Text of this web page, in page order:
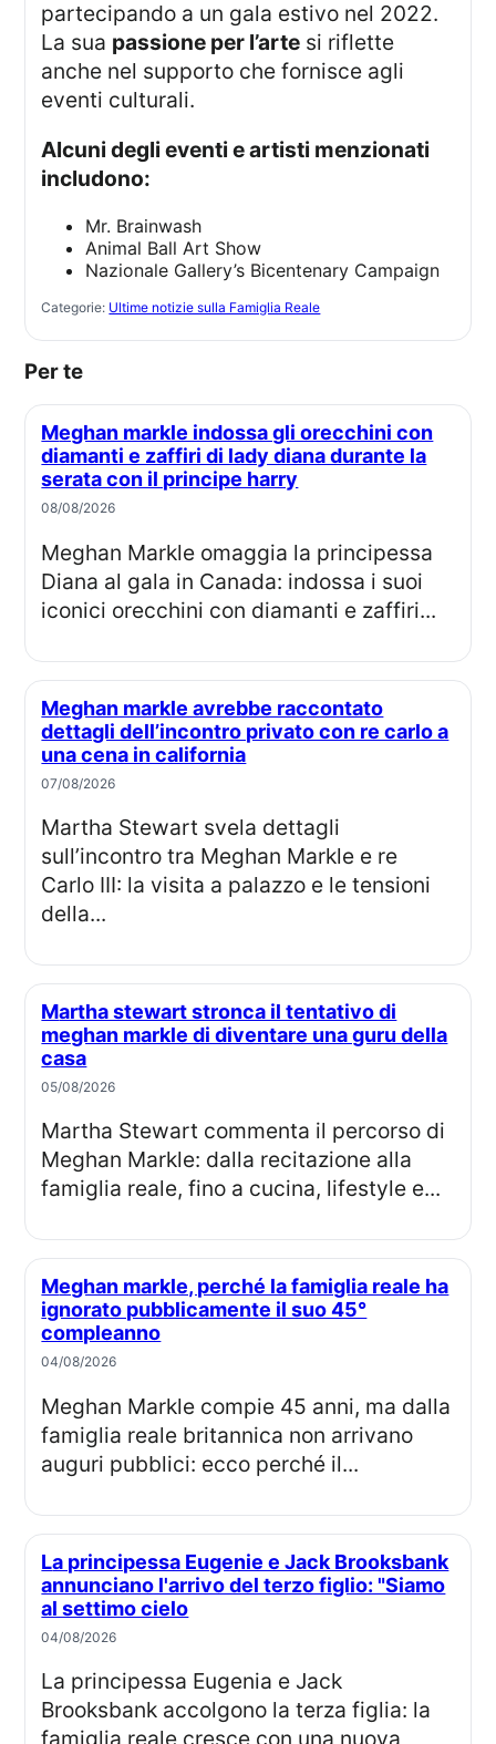
partecipando a un gala estivo nel 2022.
La sua passione per l’arte si riflette
anche nel supporto che fornisce agli
eventi culturali.
Alcuni degli eventi e artisti menzionati
includono:
Mr. Brainwash
Animal Ball Art Show
Nazionale Gallery’s Bicentenary Campaign
Categorie: Ultime notizie sulla Famiglia Reale
Per te
Meghan markle indossa gli orecchini con
diamanti e zaffiri di lady diana durante la
serata con il principe harry
08/08/2026
Meghan Markle omaggia la principessa
Diana al gala in Canada: indossa i suoi
iconici orecchini con diamanti e zaffiri...
Meghan markle avrebbe raccontato
dettagli dell’incontro privato con re carlo a
una cena in california
07/08/2026
Martha Stewart svela dettagli
sull’incontro tra Meghan Markle e re
Carlo III: la visita a palazzo e le tensioni
della...
Martha stewart stronca il tentativo di
meghan markle di diventare una guru della
casa
05/08/2026
Martha Stewart commenta il percorso di
Meghan Markle: dalla recitazione alla
famiglia reale, fino a cucina, lifestyle e...
Meghan markle, perché la famiglia reale ha
ignorato pubblicamente il suo 45°
compleanno
04/08/2026
Meghan Markle compie 45 anni, ma dalla
famiglia reale britannica non arrivano
auguri pubblici: ecco perché il...
La principessa Eugenie e Jack Brooksbank
annunciano l'arrivo del terzo figlio: "Siamo
al settimo cielo
04/08/2026
La principessa Eugenia e Jack
Brooksbank accolgono la terza figlia: la
famiglia reale cresce con una nuova